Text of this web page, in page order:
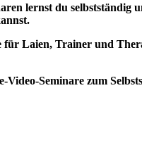
lernst du
für Laien, Trainer und
Video-Seminare zum